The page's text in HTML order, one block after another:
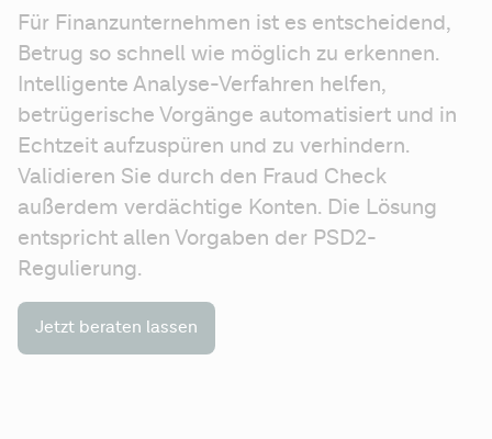
Für Finanzunternehmen ist es entscheidend,
Betrug so schnell wie möglich zu erkennen.
Intelligente Analyse-Verfahren helfen,
betrügerische Vorgänge automatisiert und in
Echtzeit aufzuspüren und zu verhindern.
Validieren Sie durch den Fraud Check
außerdem verdächtige Konten. Die Lösung
entspricht allen Vorgaben der PSD2-
Regulierung.
Jetzt beraten lassen